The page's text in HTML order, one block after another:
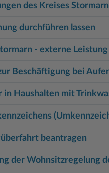
des Kreises Stormarn
durchführen lassen
- externe Leistung
Beschäftigung bei
Haushalten mit
beantragen
der Wohnsitzregelung